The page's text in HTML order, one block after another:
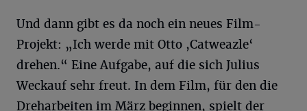
Und dann gibt es da noch ein neues Film-
Projekt: „Ich werde mit Otto ,Catweazle‘
drehen.“ Eine Aufgabe, auf die sich Julius
Weckauf sehr freut. In dem Film, für den die
Dreharbeiten im März beginnen, spielt der